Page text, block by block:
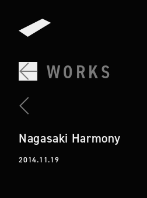
WORKS
Nagasaki Harmony
2014.11.19